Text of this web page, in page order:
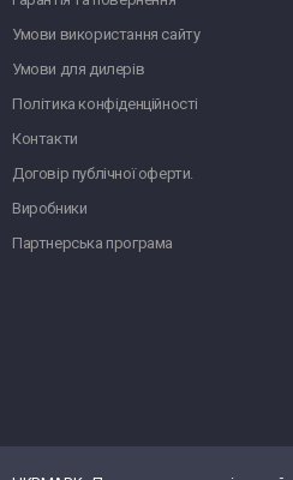
Умови використання сайту
Умови для дилерів
Політика конфіденційності
Контакти
Договір публічної оферти.
Виробники
Партнерська програма